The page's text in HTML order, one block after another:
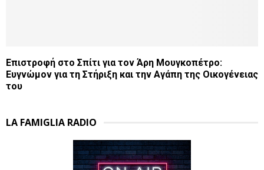
Επιστροφή στο Σπίτι για τον Άρη Μουγκοπέτρο:
Ευγνώμον για τη Στήριξη και την Αγάπη της Οικογένειας
του
LA FAMIGLIA RADIO